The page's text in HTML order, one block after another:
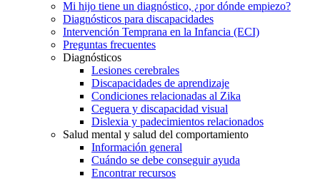
Mi hijo tiene un diagnóstico, ¿por dónde empiezo?
Diagnósticos para discapacidades
Intervención Temprana en la Infancia (ECI)
Preguntas frecuentes
Diagnósticos
Lesiones cerebrales
Discapacidades de aprendizaje
Condiciones relacionadas al Zika
Ceguera y discapacidad visual
Dislexia y padecimientos relacionados
Salud mental y salud del comportamiento
Información general
Cuándo se debe conseguir ayuda
Encontrar recursos